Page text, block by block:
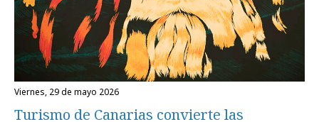
viernes, 29 de mayo 2026
Turismo de Canarias convierte las